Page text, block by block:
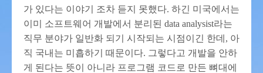
가 있다는 이야기 조차 듣지 못했다. 하긴 미국에서는
이미 소프트웨어 개발에서 분리된 data analysist라는
직무 분야가 일반화 되기 시작되는 시점이긴 한데, 아
직 국내는 미흡하기 때문이다. 그렇다고 개발을 안하
게 된다는 뜻이 아니라 프로그램 코드로 만든 뼈대에